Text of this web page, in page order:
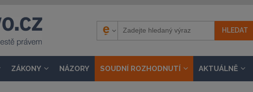
ZÁKONY NÁZORY SOUDNÍ ROZHODNUTÍ AKTUÁLNĚ